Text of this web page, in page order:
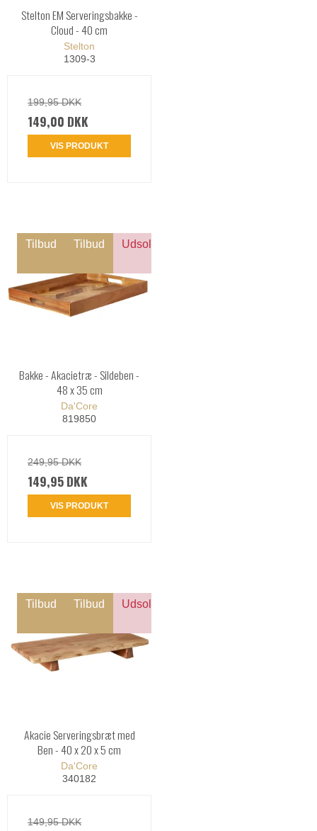
Stelton EM Serveringsbakke -
Cloud - 40 cm
Stelton
1309-3
199,95 DKK
149,00 DKK
VIS PRODUKT
Tilbud Tilbud Udsolgt
Bakke - Akacietræ - Sildeben -
48 x 35 cm
Da'Core
819850
249,95 DKK
149,95 DKK
VIS PRODUKT
Tilbud Tilbud Udsolgt
Akacie Serveringsbræt med
Ben - 40 x 20 x 5 cm
Da'Core
340182
149,95 DKK